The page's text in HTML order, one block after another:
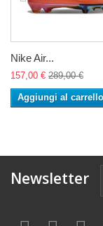
Nike Air...
157,00 € 289,00 €
Aggiungi al carrello
Newsletter